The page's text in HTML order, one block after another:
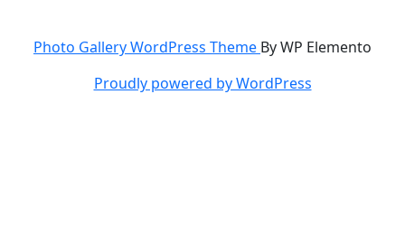
Photo Gallery WordPress Theme By WP Elemento
Proudly powered by WordPress